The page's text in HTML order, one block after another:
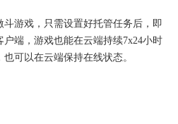
游戏，只需设置好托管任务后，即
端，游戏也能在云端持续7x24小时
可以在云端保持在线状态。